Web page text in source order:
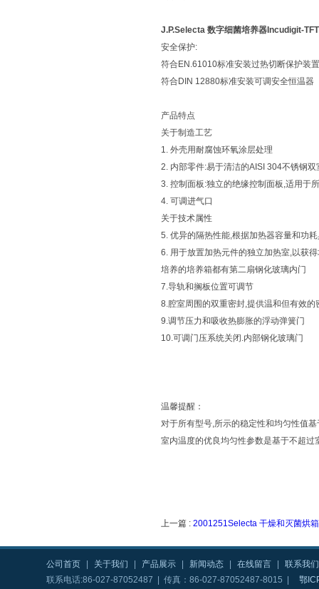
J.P.Selecta 数字细菌培养器Incudigit-TFT
安全保护:
符合EN.61010标准安装过热切断保护装置
符合DIN 12880标准安装可调安全恒温器
产品特点
关于制造工艺
1. 外壳用耐腐蚀环氧涂层处理
2. 内部零件:易于清洁的AISI 304不锈钢
3. 控制面板:独立的绝缘控制面板,适用于
4. 可调进气口
关于技术属性
5. 优异的隔热性能,根据加热器容量和功
6. 用于放置加热元件的独立加热室,以获
培养的培养箱都有第二扇钢化玻璃内门
7.导轨和搁板位置可调节
8.腔室周围的双重密封,提供温和但有效的
9.调节压力和吸收热膨胀的浮动弹簧门
10.可调门压系统关闭.内部钢化玻璃门
温馨提醒：
对于所有型号,所示的稳定性和均匀性值
室内温度的优良均匀性参数是基于不超
上一篇 : 2001251Selecta 干燥和灭菌烘箱
公司首页 关于我们 产品展示 新闻动态 在线留言
联系我们
联系电话:86-027-87052487 | 传真：86-027-87052487-8015 |
鄂